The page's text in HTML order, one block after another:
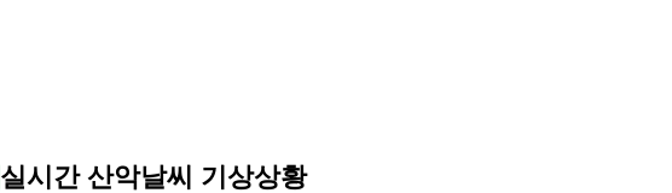
실시간 산악날씨 기상상황